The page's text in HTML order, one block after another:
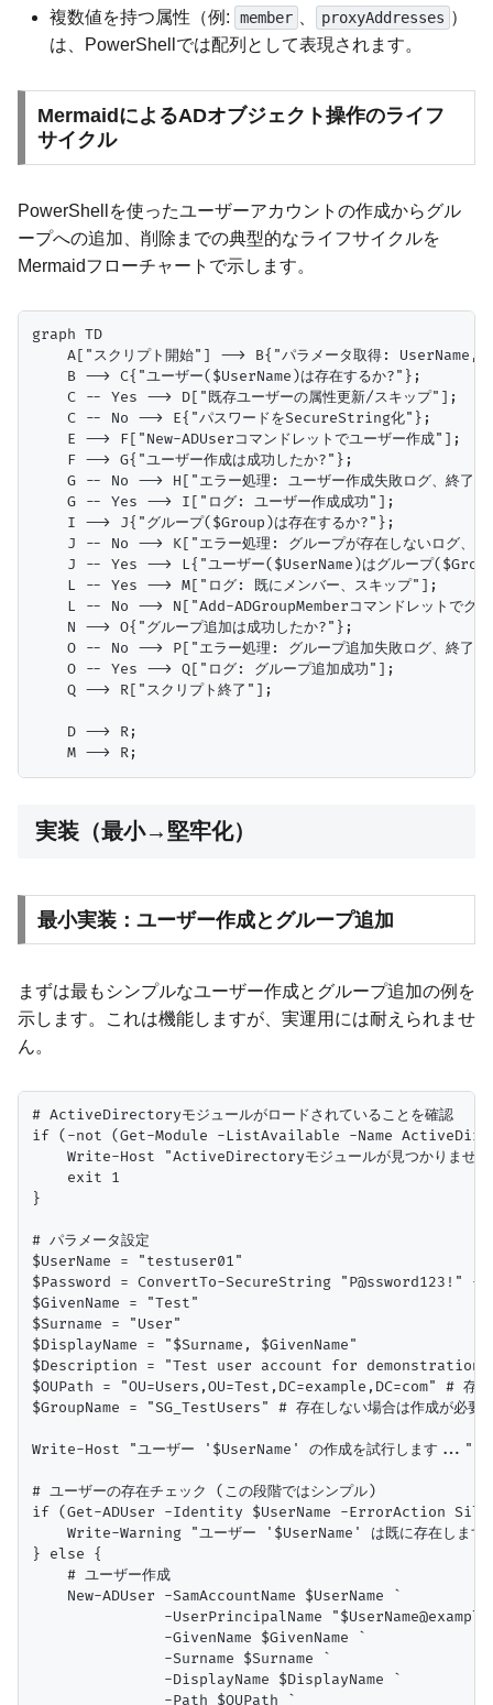
複数値を持つ属性（例:
member proxyAddresses ）
は、PowerShellでは配列として表現されます。
MermaidによるADオブジェクト操作のライフ
サイクル
PowerShellを使ったユーザーアカウントの作成からグル
ープへの追加、削除までの典型的なライフサイクルを
Mermaidフローチャートで示します。
graph TD
A["スクリプト開始"] --> B{"パラメータ取得:
    B --> C{"ユーザー($UserName)は存在するか?"};
    C -- Yes --> D["既存ユーザーの属性更新/スキップ"];
    C -- No --> E{"パスワードをSecureString化"};
    E --> F["New-ADUserコマンドレットでユーザー作成"];
    F --> G{"ユーザー作成は成功したか?"};
G -- No --> H["エラー処理: ユーザー作成失敗ログ、終了
    G -- Yes --> I["ログ: ユーザー作成成功"];
    I --> J{"グループ($Group)は存在するか?"};
J -- No --> K["エラー処理: グループが存在しないログ、
J -- Yes --> L{"ユーザー($UserName)はグループ
    L -- Yes --> M["ログ: 既にメンバー、スキップ"];
L -- No --> N["Add-ADGroupMemberコマンドレットでグル
    N --> O{"グループ追加は成功したか?"};
O -- No --> P["エラー処理: グループ追加失敗ログ、終了
    O -- Yes --> Q["ログ: グループ追加成功"];
    Q --> R["スクリプト終了"];
    D --> R;
実装（最小→堅牢化）
最小実装：ユーザー作成とグループ追加
まずは最もシンプルなユーザー作成とグループ追加の例を
示します。これは機能しますが、実運用には耐えられませ
ん。
# ActiveDirectoryモジュールがロードされていることを確認
if (-not (Get-Module -ListAvailable -Name
Write-Host "ActiveDirectoryモジュールが見つかりませ
    exit 1
}
# パラメータ設定
$UserName = "testuser01"
$Password = ConvertTo-SecureString "P@ssword123!" -
$GivenName = "Test"
$Surname = "User"
$DisplayName = "$Surname, $GivenName"
$Description = "Test user account for demonstration"
$OUPath = "OU=Users,OU=Test,DC=example,DC=com" # 存在
$GroupName = "SG_TestUsers" # 存在しない場合は作成が必要
Write-Host "ユーザー '$UserName' の作成を試行します..."
# ユーザーの存在チェック (この段階ではシンプル)
if (Get-ADUser -Identity $UserName -ErrorAction
Write-Warning "ユーザー '$UserName' は既に存在します
} else {
    # ユーザー作成
    New-ADUser -SamAccountName $UserName `
-UserPrincipalName
               -GivenName $GivenName `
               -Surname $Surname `
               -DisplayName $DisplayName `
               -Path $OUPath `